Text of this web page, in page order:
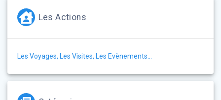
Les Actions
Les Voyages, Les Visites, Les Evènements…